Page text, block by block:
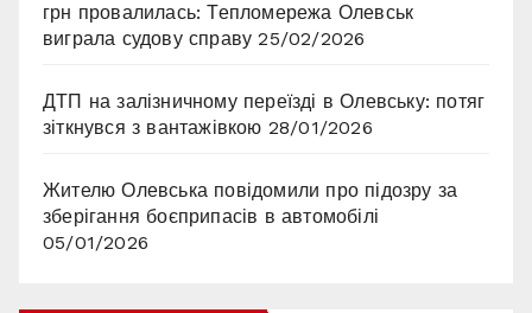
грн провалилась: Тепломережа Олевськ
виграла судову справу 25/02/2026
ДТП на залізничному переїзді в Олевську: потяг
зіткнувся з вантажівкою 28/01/2026
Жителю Олевська повідомили про підозру за
зберігання боєприпасів в автомобілі
05/01/2026